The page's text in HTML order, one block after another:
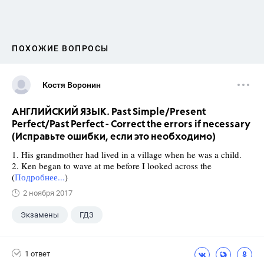
ПОХОЖИЕ ВОПРОСЫ
Костя Воронин
АНГЛИЙСКИЙ ЯЗЫК. Past Simple/Present
Perfect/Past Perfect - Correct the errors if necessary
(Исправьте ошибки, если это необходимо)
1. His grandmother had lived in a village when he was a child.
2. Ken began to wave at me before I looked across the
(Подробнее...)
2 ноября 2017
Экзамены ГДЗ
1 ответ